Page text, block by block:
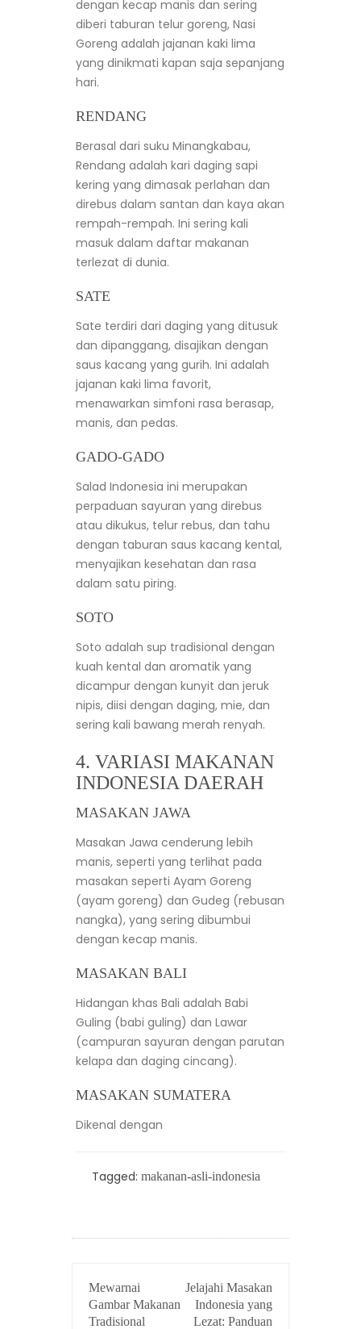
dengan kecap manis dan sering
diberi taburan telur goreng, Nasi
Goreng adalah jajanan kaki lima
yang dinikmati kapan saja sepanjang
hari.
RENDANG
Berasal dari suku Minangkabau,
Rendang adalah kari daging sapi
kering yang dimasak perlahan dan
direbus dalam santan dan kaya akan
rempah-rempah. Ini sering kali
masuk dalam daftar makanan
terlezat di dunia.
SATE
Sate terdiri dari daging yang ditusuk
dan dipanggang, disajikan dengan
saus kacang yang gurih. Ini adalah
jajanan kaki lima favorit,
menawarkan simfoni rasa berasap,
manis, dan pedas.
GADO-GADO
Salad Indonesia ini merupakan
perpaduan sayuran yang direbus
atau dikukus, telur rebus, dan tahu
dengan taburan saus kacang kental,
menyajikan kesehatan dan rasa
dalam satu piring.
SOTO
Soto adalah sup tradisional dengan
kuah kental dan aromatik yang
dicampur dengan kunyit dan jeruk
nipis, diisi dengan daging, mie, dan
sering kali bawang merah renyah.
4. VARIASI MAKANAN
INDONESIA DAERAH
MASAKAN JAWA
Masakan Jawa cenderung lebih
manis, seperti yang terlihat pada
masakan seperti Ayam Goreng
(ayam goreng) dan Gudeg (rebusan
nangka), yang sering dibumbui
dengan kecap manis.
MASAKAN BALI
Hidangan khas Bali adalah Babi
Guling (babi guling) dan Lawar
(campuran sayuran dengan parutan
kelapa dan daging cincang).
MASAKAN SUMATERA
Dikenal dengan
Tagged: makanan-asli-indonesia
NAVIGATION
Mewarnai
Gambar Makanan
Tradisional
Jelajahi Masakan
Indonesia yang
Lezat: Panduan